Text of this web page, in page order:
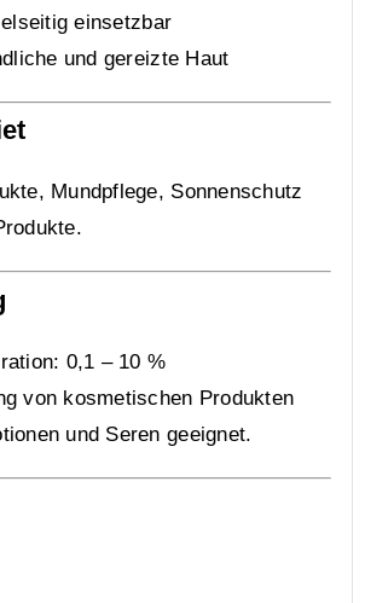
einsetzbar
und gereizte Haut
Mundpflege, Sonnenschutz
0,1 – 10 %
von kosmetischen Produkten
und Seren geeignet.